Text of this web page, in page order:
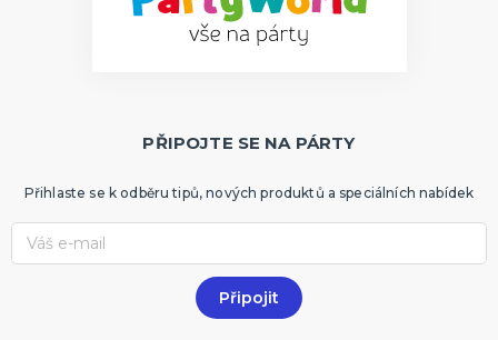
PŘIPOJTE SE NA PÁRTY
Přihlaste se k odběru tipů, nových produktů a speciálních nabídek